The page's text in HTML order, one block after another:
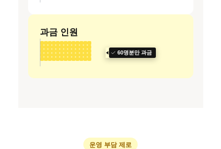
과금 인원
60명분만 과금
운영 부담 제로